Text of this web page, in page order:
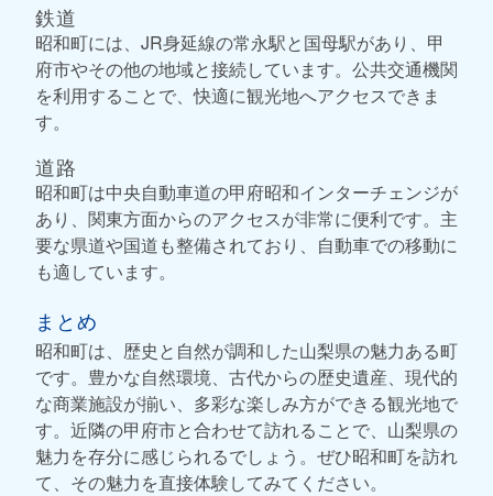
鉄道
昭和町には、JR身延線の常永駅と国母駅があり、甲
府市やその他の地域と接続しています。公共交通機関
を利用することで、快適に観光地へアクセスできま
す。
道路
昭和町は中央自動車道の甲府昭和インターチェンジが
あり、関東方面からのアクセスが非常に便利です。主
要な県道や国道も整備されており、自動車での移動に
も適しています。
まとめ
昭和町は、歴史と自然が調和した山梨県の魅力ある町
です。豊かな自然環境、古代からの歴史遺産、現代的
な商業施設が揃い、多彩な楽しみ方ができる観光地で
す。近隣の甲府市と合わせて訪れることで、山梨県の
魅力を存分に感じられるでしょう。ぜひ昭和町を訪れ
て、その魅力を直接体験してみてください。